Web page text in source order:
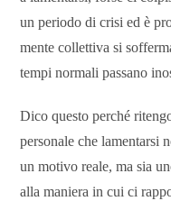
un periodo di crisi ed è
mente collettiva si
tempi normali passano
Dico questo perché
personale che lamentarsi
un motivo reale, ma sia
alla maniera in cui ci